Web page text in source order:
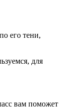
его тени,
для
вам поможет